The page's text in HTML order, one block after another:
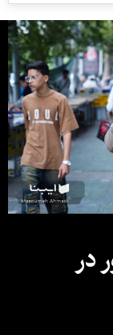
در